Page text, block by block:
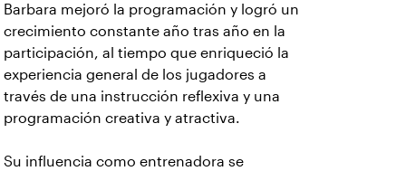
Barbara mejoró la programación y logró un
crecimiento constante año tras año en la
participación, al tiempo que enriqueció la
experiencia general de los jugadores a
través de una instrucción reflexiva y una
programación creativa y atractiva.
Su influencia como entrenadora se